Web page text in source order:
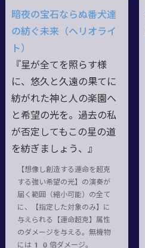
暗夜の宝石ならぬ番犬達
の紡ぐ未来（ヘリオライ
ト）
『星が全てを照らす様
に、悠久と久遠の果てに
紡がれた神と人の楽園へ
と希望の光を。過去の私
が否定してもこの星の道
を紡ぎましょう、』
【想像し創造する運命を超克
する強い希望の光】の演奏が
届く範囲（縮小可能）の全て
に、【指定した対象のみ】に
与えられる【運命超克】属性
のダメージを与える。無機物
には10倍ダメージ。